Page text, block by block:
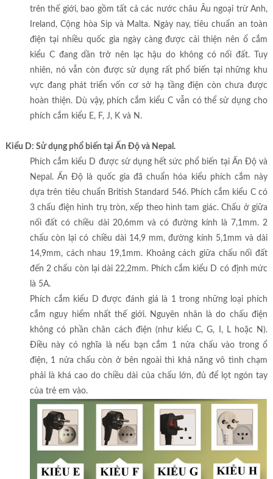
trên thế giới, bao gồm tất cả các nước châu Âu ngoại trừ Anh,
Ireland, Cộng hòa Sip và Malta. Ngày nay, tiêu chuẩn an toàn
điện tại nhiều quốc gia ngày càng được cải thiện nên ổ cắm
kiểu C đang dần trở nên lạc hậu do không có nối đất. Tuy
nhiên, nó vẫn còn được sử dụng rất phổ biến tại những khu
vực đang phát triển vốn cơ sở hạ tầng điện còn chưa được
hoàn thiện. Dù vậy, phích cắm kiểu C vẫn có thể sử dụng cho
phích cắm kiểu E, F, J, K và N.
Kiểu D: Sử dụng phổ biến tại Ấn Độ và Nepal.
Phích cắm kiểu D được sử dụng hết sức phổ biến tại Ấn Độ và
Nepal. Ấn Độ là quốc gia đã chuẩn hóa kiểu phích cắm này
dựa trên tiêu chuẩn British Standard 546. Phích cắm kiểu C có
3 chấu điện hình trụ tròn, xếp theo hình tam giác. Chấu ở giữa
nối đất có chiều dài 20,6mm và có đường kính là 7,1mm. 2
chấu còn lại có chiều dài 14,9 mm, đường kính 5,1mm và dài
14,9mm, cách nhau 19,1mm. Khoảng cách giữa chấu nối đất
đến 2 chấu còn lại dài 22,2mm. Phích cắm kiểu D có định mức
là 5A.
Phích cắm kiểu D được đánh giá là 1 trong những loại phích
cắm nguy hiểm nhất thế giới. Nguyên nhân là do chấu điện
không có phần chân cách điện (như kiểu C, G, I, L hoặc N).
Điều này có nghĩa là nếu bạn cắm 1 nửa chấu vào trong ổ
điện, 1 nửa chấu còn ở bên ngoài thì khả năng vô tình chạm
phải là khá cao do chiều dài của chấu lớn, đủ để lọt ngón tay
của trẻ em vào.